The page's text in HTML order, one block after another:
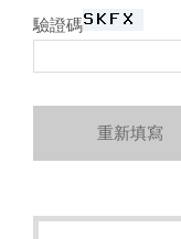
驗證碼